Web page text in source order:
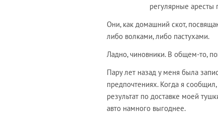
регулярные аресты
Они, как домашний скот,
либо волками, либо пастухами.
Ладно, чиновники. В общем-то,
Пару лет назад у меня была
предпочтениях. Когда я
результат по доставке моей
авто намного выгоднее.